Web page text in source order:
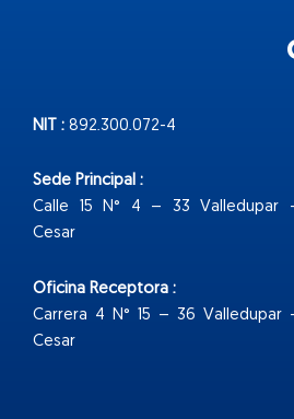
NIT : 892.300.072-4
Sede Principal :
Calle 15 N° 4 – 33 Valledupar
Cesar
Oficina Receptora :
Carrera 4 N° 15 – 36 Valledupar
Cesar